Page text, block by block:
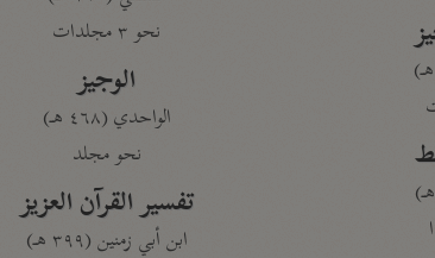
نحو ٣ مجلدات
الوجيز
الواحدي (٤٦٨ هـ)
نحو مجلد
تفسير القرآن العزيز
ابن أبي زمنين (٣٩٩ هـ)